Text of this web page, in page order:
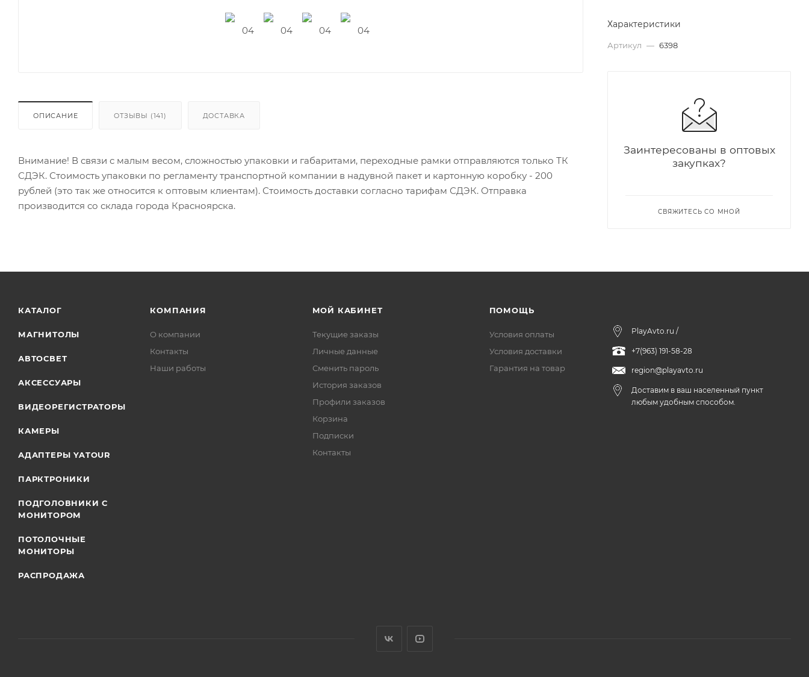
ОПИСАНИЕ ОТЗЫВЫ (141) ДОСТАВКА
Внимание! В связи с малым весом, сложностью упаковки и габаритами, переходные рамки отправляются только ТК
СДЭК. Стоимость упаковки по регламенту транспортной компании в надувной пакет и картонную коробку - 200
рублей (это так же относится к оптовым клиентам). Стоимость доставки согласно тарифам СДЭК. Отправка
производится со склада города Красноярска.
Характеристики
Артикул — 6398
Заинтересованы в оптовых
закупках?
СВЯЖИТЕСЬ СО МНОЙ
КАТАЛОГ
МАГНИТОЛЫ
АВТОСВЕТ
АКСЕССУАРЫ
ВИДЕОРЕГИСТРАТОРЫ
КАМЕРЫ
АДАПТЕРЫ YATOUR
ПАРКТРОНИКИ
ПОДГОЛОВНИКИ С
МОНИТОРОМ
ПОТОЛОЧНЫЕ
МОНИТОРЫ
РАСПРОДАЖА
КОМПАНИЯ
О компании
Контакты
Наши работы
МОЙ КАБИНЕТ
Текущие заказы
Личные данные
Сменить пароль
История заказов
Профили заказов
Корзина
Подписки
Контакты
ПОМОЩЬ
Условия оплаты
Условия доставки
Гарантия на товар
PlayAvto.ru /
+7(963) 191-58-28
region@playavto.ru
Доставим в ваш населенный пункт
любым удобным способом.